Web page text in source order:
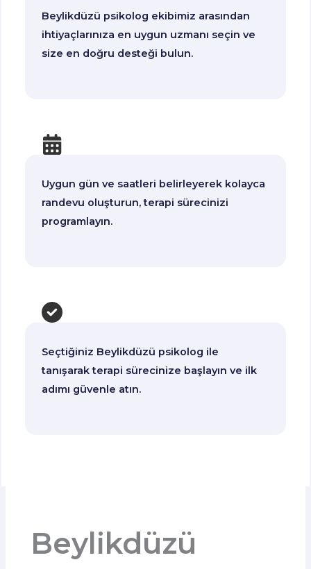
Beylikdüzü psikolog ekibimiz arasından
ihtiyaçlarınıza en uygun uzmanı seçin ve
size en doğru desteği bulun.
Uygun gün ve saatleri belirleyerek kolayca
randevu oluşturun, terapi sürecinizi
programlayın.
Seçtiğiniz Beylikdüzü psikolog ile
tanışarak terapi sürecinize başlayın ve ilk
adımı güvenle atın.
Beylikdüzü